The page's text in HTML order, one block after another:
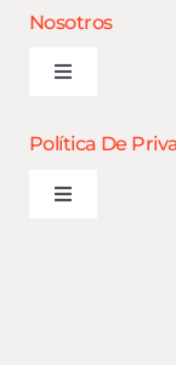
¿Que buscas?
Nosotros
Toggle
¿Que buscas?
Política De
Toggle